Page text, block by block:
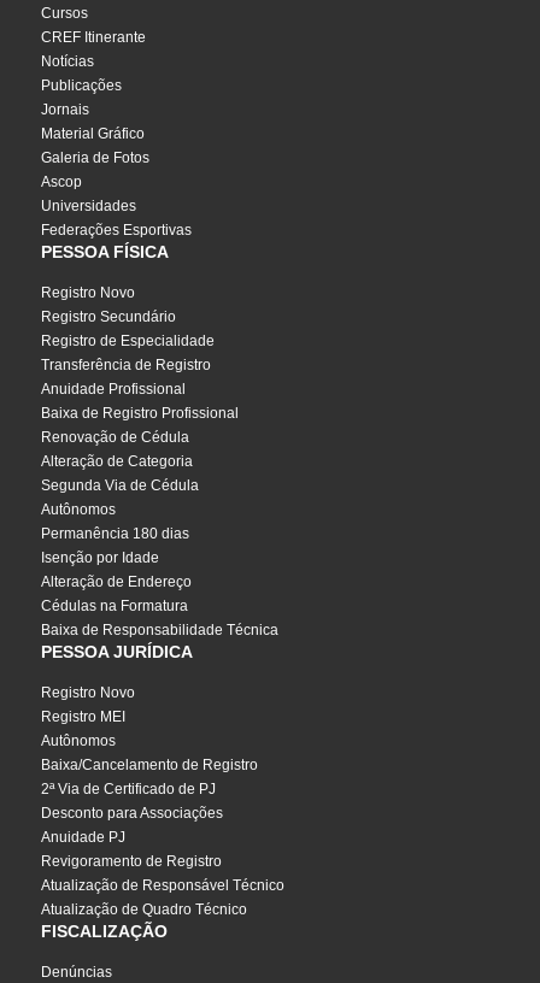
Cursos
CREF Itinerante
Notícias
Publicações
Jornais
Material Gráfico
Galeria de Fotos
Ascop
Universidades
Federações Esportivas
PESSOA FÍSICA
Registro Novo
Registro Secundário
Registro de Especialidade
Transferência de Registro
Anuidade Profissional
Baixa de Registro Profissional
Renovação de Cédula
Alteração de Categoria
Segunda Via de Cédula
Autônomos
Permanência 180 dias
Isenção por Idade
Alteração de Endereço
Cédulas na Formatura
Baixa de Responsabilidade Técnica
PESSOA JURÍDICA
Registro Novo
Registro MEI
Autônomos
Baixa/Cancelamento de Registro
2ª Via de Certificado de PJ
Desconto para Associações
Anuidade PJ
Revigoramento de Registro
Atualização de Responsável Técnico
Atualização de Quadro Técnico
FISCALIZAÇÃO
Denúncias